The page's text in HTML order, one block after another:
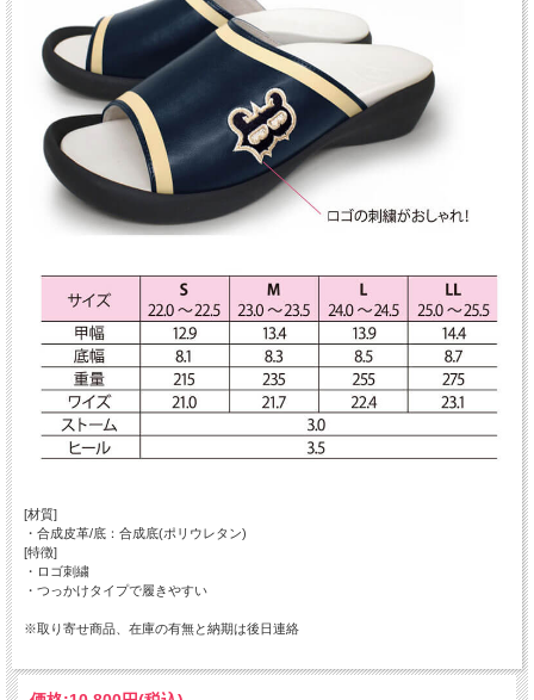
[材質]
・合成皮革/底：合成底(ポリウレタン)
[特徴]
・ロゴ刺繍
・つっかけタイプで履きやすい
※取り寄せ商品、在庫の有無と納期は後日連絡